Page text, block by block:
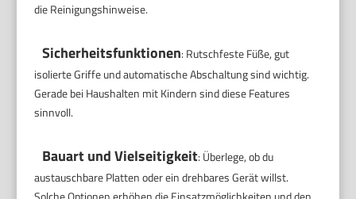
die Reinigungshinweise.
Sicherheitsfunktionen: Rutschfeste Füße, gut
isolierte Griffe und automatische Abschaltung sind wichtig.
Gerade bei Haushalten mit Kindern sind diese Features
sinnvoll.
Bauart und Vielseitigkeit: Überlege, ob du
austauschbare Platten oder ein drehbares Gerät willst.